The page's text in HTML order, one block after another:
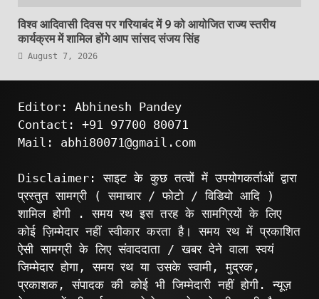
विश्व आदिवासी दिवस पर गरियाबंद में 9 को आयोजित राज्य स्तरीय
कार्यक्रम में शामिल होंगे आप सांसद संजय सिंह
August 7, 2026
Editor: Abhinesh Pandey
Contact: +91 97700 80071
Mail: abhi80071@gmail.com
Disclaimer: साइट के कुछ तत्वों में उपयोगकर्ताओं द्वारा
प्रस्तुत सामग्री ( समाचार / फोटो / विडियो आदि )
शामिल होगी . समय रथ इस तरह के सामग्रियों के लिए
कोई ज़िम्मेदार नहीं स्वीकार करता है। समय रथ में प्रकाशित
ऐसी सामग्री के लिए संवाददाता / खबर देने वाला स्वयं
जिम्मेदार होगा, समय रथ या उसके स्वामी, मुद्रक,
प्रकाशक, संपादक की कोई भी जिम्मेदारी नहीं होगी. न्यूज़